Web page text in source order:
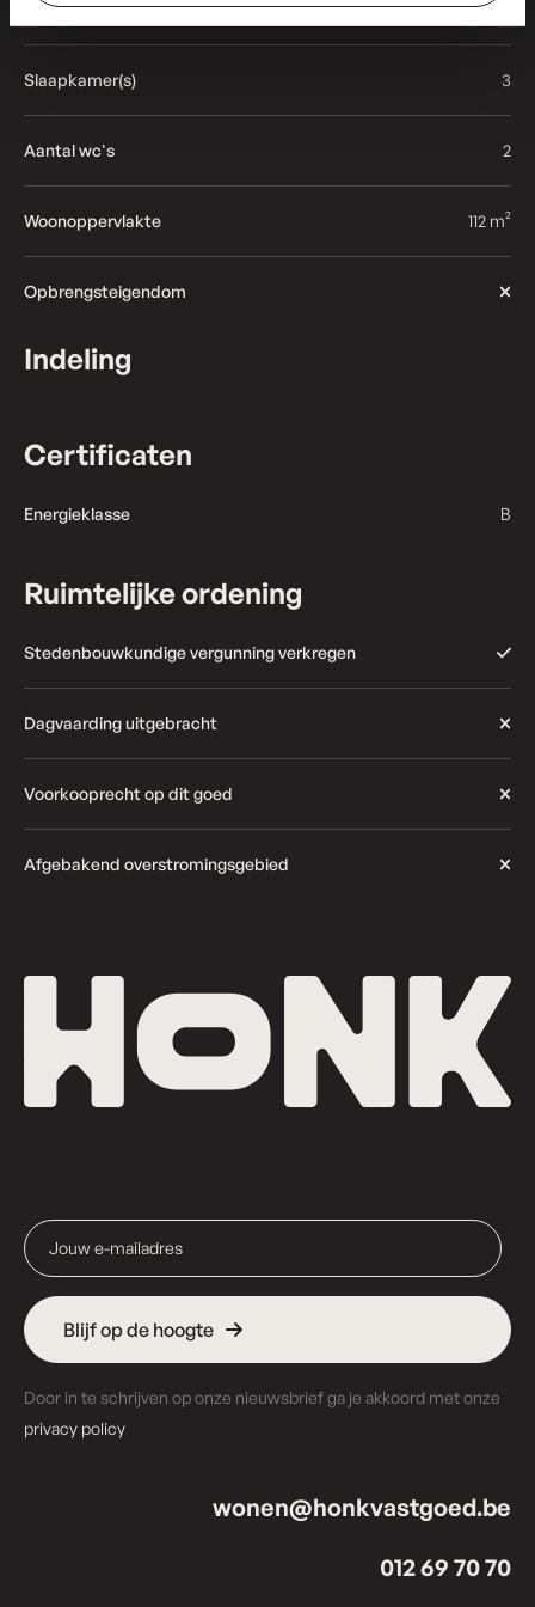
Badkamer(s)
Slaapkamer(s) 3
Aantal wc's 2
Woonoppervlakte 112 m²
Opbrengsteigendom
Indeling
Certificaten
Energieklasse B
Ruimtelijke ordening
Stedenbouwkundige vergunning verkregen
Dagvaarding uitgebracht
Voorkooprecht op dit goed
Afgebakend overstromingsgebied
Blijf op de hoogte
Door in te schrijven op onze nieuwsbrief ga je akkoord met onze
privacy policy
wonen@honkvastgoed.be
012 69 70 70